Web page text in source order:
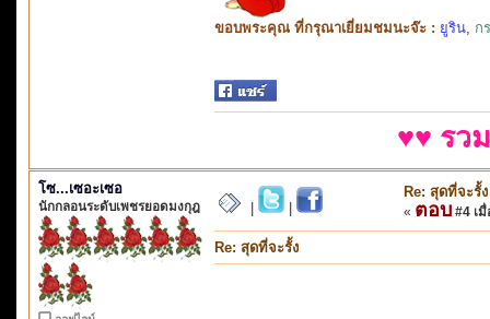
ขอบพระคุณ ที่กรุณาเยี่ยมชมนะจ๊ะ : ยูริน ก
♥♥ รว
โซ...เซอะเซอ
นักกลอนระดับเพชรยอดมงกุฎ
Re: สุดที่จะรั้ง
« ตอบ #4 เมื่
Re: สุดที่จะรั้ง